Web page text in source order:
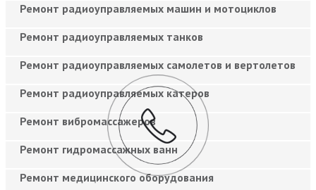
Ремонт радиоуправляемых машин и мотоциклов
Ремонт радиоуправляемых танков
Ремонт радиоуправляемых самолетов и вертолетов
Ремонт радиоуправляемых катеров
Ремонт вибромассажеров
Ремонт гидромассажных ванн
Ремонт медицинского оборудования